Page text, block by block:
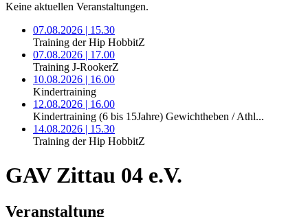
Keine aktuellen Veranstaltungen.
07.08.2026 | 15.30
Training der Hip HobbitZ
07.08.2026 | 17.00
Training J-RookerZ
10.08.2026 | 16.00
Kindertraining
12.08.2026 | 16.00
Kindertraining (6 bis 15Jahre) Gewichtheben / Athl...
14.08.2026 | 15.30
Training der Hip HobbitZ
GAV Zittau 04 e.V.
Veranstaltung